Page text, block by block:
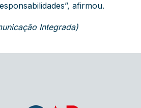
afirmou.
Integrada)